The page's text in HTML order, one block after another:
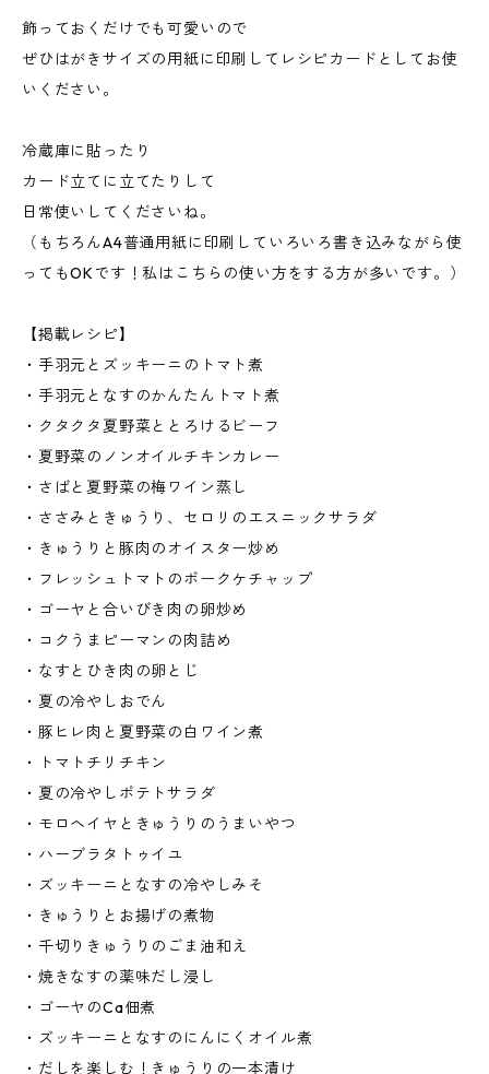
飾っておくだけでも可愛いので
ぜひはがきサイズの用紙に印刷してレシピカードとしてお使
いください。
冷蔵庫に貼ったり
カード立てに立てたりして
日常使いしてくださいね。
（もちろんA4普通用紙に印刷していろいろ書き込みながら使
ってもOKです！私はこちらの使い方をする方が多いです。）
【掲載レシピ】
・手羽元とズッキーニのトマト煮
・手羽元となすのかんたんトマト煮
・クタクタ夏野菜ととろけるビーフ
・夏野菜のノンオイルチキンカレー
・さばと夏野菜の梅ワイン蒸し
・ささみときゅうり、セロリのエスニックサラダ
・きゅうりと豚肉のオイスター炒め
・フレッシュトマトのポークケチャップ
・ゴーヤと合いびき肉の卵炒め
・コクうまピーマンの肉詰め
・なすとひき肉の卵とじ
・夏の冷やしおでん
・豚ヒレ肉と夏野菜の白ワイン煮
・トマトチリチキン
・夏の冷やしポテトサラダ
・モロヘイヤときゅうりのうまいやつ
・ハーブラタトゥイユ
・ズッキーニとなすの冷やしみそ
・きゅうりとお揚げの煮物
・千切りきゅうりのごま油和え
・焼きなすの薬味だし浸し
・ゴーヤのCa佃煮
・ズッキーニとなすのにんにくオイル煮
・だしを楽しむ！きゅうりの一本漬け